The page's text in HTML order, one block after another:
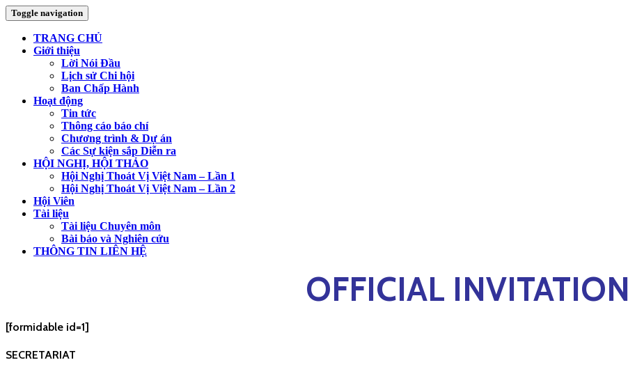
Toggle navigation
TRANG CHỦ
Giới thiệu
Lời Nói Đầu
Lịch sử Chi hội
Ban Chấp Hành
Hoạt động
Tin tức
Thông cáo báo chí
Chương trình & Dự án
Các Sự kiện sắp Diễn ra
HỘI NGHỊ, HỘI THẢO
Hội Nghị Thoát Vị Việt Nam – Lần 1
Hội Nghị Thoát Vị Việt Nam – Lần 2
Hội Viên
Tài liệu
Tài liệu Chuyên môn
Bài báo và Nghiên cứu
THÔNG TIN LIÊN HỆ
OFFICIAL INVITATION
[formidable id=1]
SECRETARIAT